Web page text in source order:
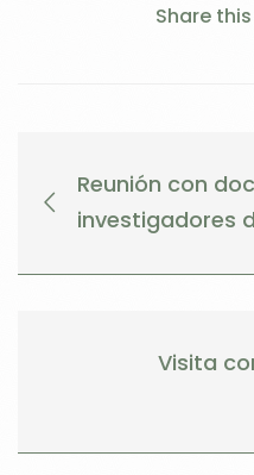
Share
Reunión con
investigadores
Visita